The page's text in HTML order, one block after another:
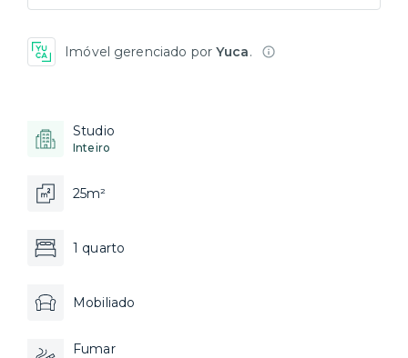
Imóvel gerenciado porYuca.
Studio
Inteiro
25m²
1 quarto
Mobiliado
Fumar